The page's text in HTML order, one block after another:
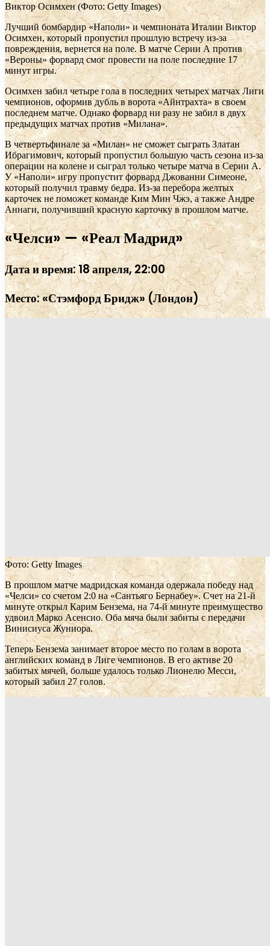
Виктор Осимхен(Фото: Getty Images)
Лучший бомбардир «Наполи» и чемпионата Италии Виктор
Осимхен, который пропустил прошлую встречу из-за
повреждения, вернется на поле. В матче Серии А против
«Вероны» форвард смог провести на поле последние 17
минут игры.
Осимхен забил четыре гола в последних четырех матчах Лиги
чемпионов, оформив дубль в ворота «Айнтрахта» в своем
последнем матче. Однако форвард ни разу не забил в двух
предыдущих матчах против «Милана».
В четвертьфинале за «Милан» не сможет сыграть Златан
Ибрагимович, который пропустил большую часть сезона из-за
операции на колене и сыграл только четыре матча в Серии А.
У «Наполи» игру пропустит форвард Джованни Симеоне,
который получил травму бедра. Из-за перебора желтых
карточек не поможет команде Ким Мин Чжэ, а также Андре
Аннаги, получивший красную карточку в прошлом матче.
«Челси» — «Реал Мадрид»
Дата и время: 18 апреля, 22:00
Место: «Стэмфорд Бридж» (Лондон)
Фото: Getty Images
В прошлом матче мадридская команда одержала победу над
«Челси» со счетом 2:0 на «Сантьяго Бернабеу». Счет на 21-й
минуте открыл Карим Бензема, на 74-й минуте преимущество
удвоил Марко Асенсио. Оба мяча были забиты с передачи
Винисиуса Жуниора.
Теперь Бензема занимает второе место по голам в ворота
английских команд в Лиге чемпионов. В его активе 20
забитых мячей, больше удалось только Лионелю Месси,
который забил 27 голов.